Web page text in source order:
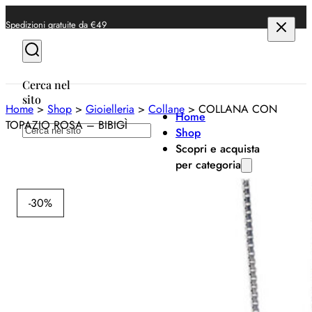
Spedizioni gratuite da €49
Cerca nel
sito
Cerca
Home
Shop
Scopri e acquista
per categoria
Home> Shop > Gioielleria > Collane > COLLANA CON
TOPAZIO ROSA – BIBIGÌ
-30%